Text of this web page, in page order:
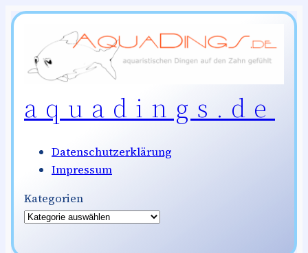
Zum
springen
aquadings.de
Datenschutzerklärung
Impressum
Kategorien